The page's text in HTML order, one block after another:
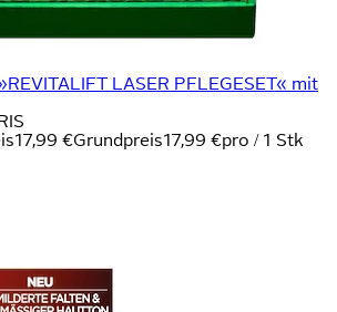
LASER PFLEGESET« mit
17,99 €Grundpreis17,99 €pro / 1 Stk